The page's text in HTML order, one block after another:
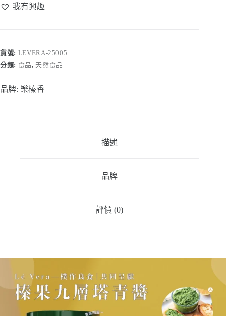
果
青
醬
180g
量
我有興趣
貨號: LEVERA-25005
分類: 食品, 天然食品
品牌: 樂榛香
描述
品牌
評價 (0)